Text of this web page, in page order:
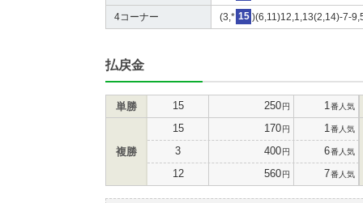
4コーナー (3,* 15 )(6,11)12,1,13(2,14)-7-
払戻金
単勝 15 250円 1 番人気
複勝
15 170円 1 番人気
3 400円 6番人気
12 560円 7番人気